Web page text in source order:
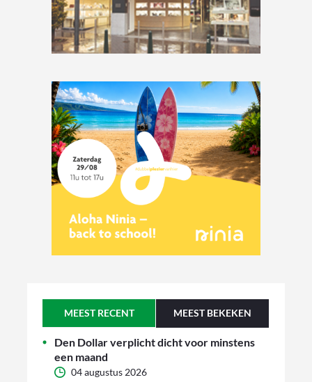
MEEST RECENT MEEST BEKEKEN
Den Dollar verplicht dicht voor minstens
een maand
04 augustus 2026